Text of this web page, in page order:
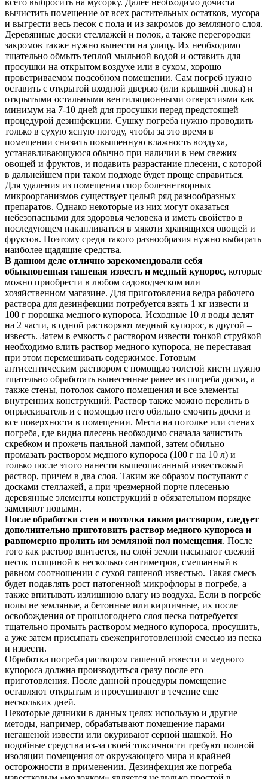
всего выбросить на мусорку. Далее необходимо дочиста
вычистить помещение от всех растительных остатков, мусора
и выгрести весь песок с пола и из закромов до земляного слоя.
Деревянные доски стеллажей и полок, а также перегородки
закромов также нужно вынести на улицу. Их необходимо
тщательно обмыть теплой мыльной водой и оставить для
просушки на открытом воздухе или в сухом, хорошо
проветриваемом подсобном помещении. Сам погреб нужно
оставить с открытой входной дверью (или крышкой люка) и
открытыми остальными вентиляционными отверстиями как
минимум на 7-10 дней для просушки перед предстоящей
процедурой дезинфекции. Сушку погреба нужно проводить
только в сухую ясную погоду, чтобы за это время в
помещении снизить повышенную влажность воздуха,
устанавливающуюся обычно при наличии в нем свежих
овощей и фруктов, и подавить разрастание плесени, с которой
в дальнейшем при таком подходе будет проще справиться.
Для удаления из помещения спор болезнетворных
микроорганизмов существует целый ряд разнообразных
препаратов. Однако некоторые из них могут оказаться
небезопасными для здоровья человека и иметь свойство в
последующем накапливаться в мякоти хранящихся овощей и
фруктов. Поэтому среди такого разнообразия нужно выбирать
наиболее щадящие средства.
В данном деле отлично зарекомендовали себя
обыкновенная гашеная известь и медный купорос, которые
можно приобрести в любом садоводческом или
хозяйственном магазине. Для приготовления ведра рабочего
раствора для дезинфекции потребуется взять 1 кг извести и
100 г порошка медного купороса. Исходные 10 л воды делят
на 2 части, в одной растворяют медный купорос, в другой –
известь. Затем в емкость с раствором извести тонкой струйкой
необходимо влить раствор медного купороса, не переставая
при этом перемешивать содержимое. Готовым
антисептическим раствором с помощью толстой кисти нужно
тщательно обработать вынесенные ранее из погреба доски, а
также стены, потолок самого помещения и все элементы
внутренних конструкций. Раствор также можно перелить в
опрыскиватель и с помощью него обильно смочить доски и
все поверхности в помещении. Места на потолке или стенах
погреба, где видна плесень необходимо сначала зачистить
скребком и прожечь паяльной лампой, затем обильно
промазать раствором медного купороса (100 г на 10 л) и
только после этого нанести вышеописанный известковый
раствор, причем в два слоя. Таким же образом поступают с
досками стеллажей, а при чрезмерной порче плесенью
деревянные элементы конструкций в обязательном порядке
заменяют новыми.
После обработки стен и потолка таким раствором, следует
дополнительно приготовить раствор медного купороса и
равномерно пролить им земляной пол помещения. После
того как раствор впитается, на слой земли насыпают свежий
песок толщиной в несколько сантиметров, смешанный в
равном соотношении с сухой гашеной известью. Такая смесь
будет подавлять рост патогенной микрофлоры в погребе, а
также впитывать излишнюю влагу из воздуха. Если в погребе
полы не земляные, а бетонные или кирпичные, их после
освобождения от прошлогоднего слоя песка потребуется
тщательно промыть раствором медного купороса, просушить,
а уже затем присыпать свежеприготовленной смесью из песка
и извести.
Обработка погреба раствором гашеной извести и медного
купороса должна производиться сразу после его
приготовления. После данной процедуры помещение
оставляют открытым и просушивают в течение еще
нескольких дней.
Некоторые дачники в данных целях использую и другие
методы, например, обрабатывают помещение парами
негашеной извести или окуривают серной шашкой. Но
подобные средства из-за своей токсичности требуют полной
изоляции помещения от окружающего мира и крайней
осторожности в применении. Дезинфекция же погреба